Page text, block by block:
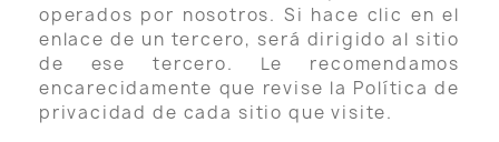
operados por nosotros. Si hace clic en el
enlace de un tercero, será dirigido al sitio
de ese tercero. Le recomendamos
encarecidamente que revise la Política de
privacidad de cada sitio que visite.